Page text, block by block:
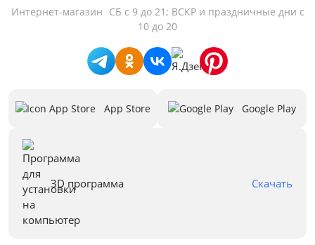
Интернет-магазин СБ с 9 до 21; ВСКР и праздничные дни с
10 до 20
App Store Google Play
3D программа Скачать